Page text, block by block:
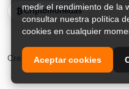
medir el rendimiento de la
consultar nuestra política
cookies en cualquier
Aceptar cookies
CreaPublicidadOnline. Todos
Criptomonedas